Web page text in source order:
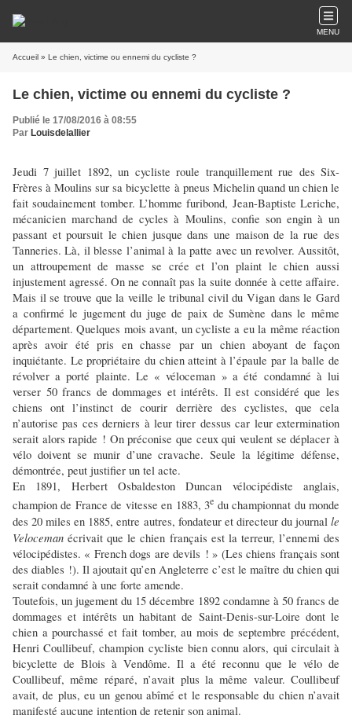
MENU
Accueil » Le chien, victime ou ennemi du cycliste ?
Le chien, victime ou ennemi du cycliste ?
Publié le 17/08/2016 à 08:55
Par Louisdelallier
Jeudi 7 juillet 1892, un cycliste roule tranquillement rue des Six-
Frères à Moulins sur sa bicyclette à pneus Michelin quand un chien le
fait soudainement tomber. L’homme furibond, Jean-Baptiste Leriche,
mécanicien marchand de cycles à Moulins, confie son engin à un
passant et poursuit le chien jusque dans une maison de la rue des
Tanneries. Là, il blesse l’animal à la patte avec un revolver. Aussitôt,
un attroupement de masse se crée et l’on plaint le chien aussi
injustement agressé. On ne connaît pas la suite donnée à cette affaire.
Mais il se trouve que la veille le tribunal civil du Vigan dans le Gard
a confirmé le jugement du juge de paix de Sumène dans le même
département. Quelques mois avant, un cycliste a eu la même réaction
après avoir été pris en chasse par un chien aboyant de façon
inquiétante. Le propriétaire du chien atteint à l’épaule par la balle de
révolver a porté plainte. Le « véloceman » a été condamné à lui
verser 50 francs de dommages et intérêts. Il est considéré que les
chiens ont l’instinct de courir derrière des cyclistes, que cela
n’autorise pas ces derniers à leur tirer dessus car leur extermination
serait alors rapide ! On préconise que ceux qui veulent se déplacer à
vélo doivent se munir d’une cravache. Seule la légitime défense,
démontrée, peut justifier un tel acte.
En 1891, Herbert Osbaldeston Duncan vélocipédiste anglais,
champion de France de vitesse en 1883, 3e du championnat du monde
des 20 miles en 1885, entre autres, fondateur et directeur du journal le
Veloceman écrivait que le chien français est la terreur, l’ennemi des
vélocipédistes. « French dogs are devils ! » (Les chiens français sont
des diables !). Il ajoutait qu’en Angleterre c’est le maître du chien qui
serait condamné à une forte amende.
Toutefois, un jugement du 15 décembre 1892 condamne à 50 francs de
dommages et intérêts un habitant de Saint-Denis-sur-Loire dont le
chien a pourchassé et fait tomber, au mois de septembre précédent,
Henri Coullibeuf, champion cycliste bien connu alors, qui circulait à
bicyclette de Blois à Vendôme. Il a été reconnu que le vélo de
Coullibeuf, même réparé, n’avait plus la même valeur. Coullibeuf
avait, de plus, eu un genou abîmé et le responsable du chien n’avait
manifesté aucune intention de retenir son animal.